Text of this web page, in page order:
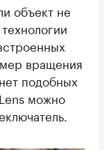
объект не
вращения
подобных
можно